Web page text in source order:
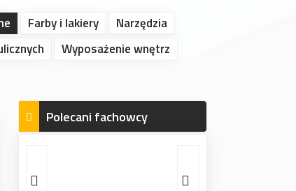
Farby i lakiery
Narzędzia
Wyposażenie wnętrz
Polecani fachowcy